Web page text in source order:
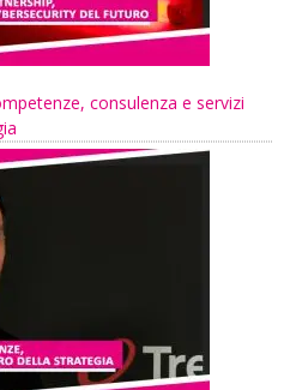
consulenza e servizi